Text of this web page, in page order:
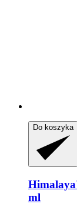
Do koszyka
ml